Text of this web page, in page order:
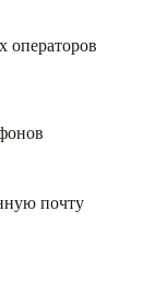
операторов
почту